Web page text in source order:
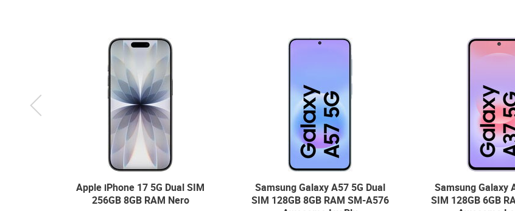
Apple iPhone 17 5G Dual SIM
256GB 8GB RAM Nero
Samsung Galaxy A57 5G Dual
SIM 128GB 8GB RAM SM-A576
Samsung Galaxy
SIM 128GB 6GB